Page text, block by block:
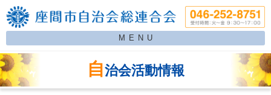
MENU
自治会活動情報